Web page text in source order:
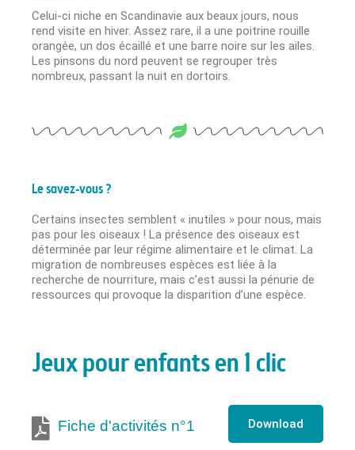
Celui-ci niche en Scandinavie aux beaux jours, nous
rend visite en hiver. Assez rare, il a une poitrine rouille
orangée, un dos écaillé et une barre noire sur les ailes.
Les pinsons du nord peuvent se regrouper très
nombreux, passant la nuit en dortoirs.
Le savez-vous ?
Certains insectes semblent « inutiles » pour nous, mais
pas pour les oiseaux ! La présence des oiseaux est
déterminée par leur régime alimentaire et le climat. La
migration de nombreuses espèces est liée à la
recherche de nourriture, mais c’est aussi la pénurie de
ressources qui provoque la disparition d’une espèce.
Jeux pour enfants en 1 clic
Fiche d'activités n°1 Download